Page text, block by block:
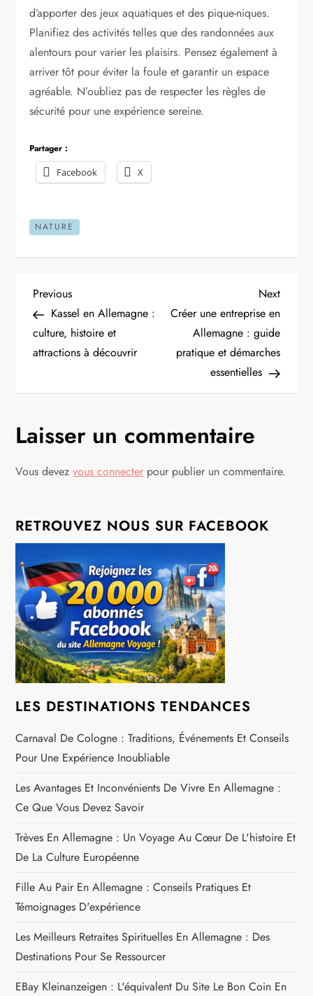
d’apporter des jeux aquatiques et des pique-niques.
Planifiez des activités telles que des randonnées aux
alentours pour varier les plaisirs. Pensez également à
arriver tôt pour éviter la foule et garantir un espace
agréable. N’oubliez pas de respecter les règles de
sécurité pour une expérience sereine.
Partager :
Facebook
X
NATURE
N
a
v
g
a
i
o
n
d
e
l
’
a
r
t
i
c
l
e
Previous
Post
Previous
Kassel en Allemagne :
culture, histoire et
attractions à découvrir
Next
Post
Next
Créer une entreprise en
Allemagne : guide
pratique et démarches
essentielles
Laisser un commentaire
Vous devezvous connecter pour publier un commentaire.
RETROUVEZ NOUS SUR FACEBOOK
LES DESTINATIONS TENDANCES
Carnaval De Cologne : Traditions, Événements Et Conseils
Pour Une Expérience Inoubliable
Les Avantages Et Inconvénients De Vivre En Allemagne :
Ce Que Vous Devez Savoir
Trèves En Allemagne : Un Voyage Au Cœur De L'histoire Et
De La Culture Européenne
Fille Au Pair En Allemagne : Conseils Pratiques Et
Témoignages D'expérience
Les Meilleurs Retraites Spirituelles En Allemagne : Des
Destinations Pour Se Ressourcer
EBay Kleinanzeigen : L'équivalent Du Site Le Bon Coin En